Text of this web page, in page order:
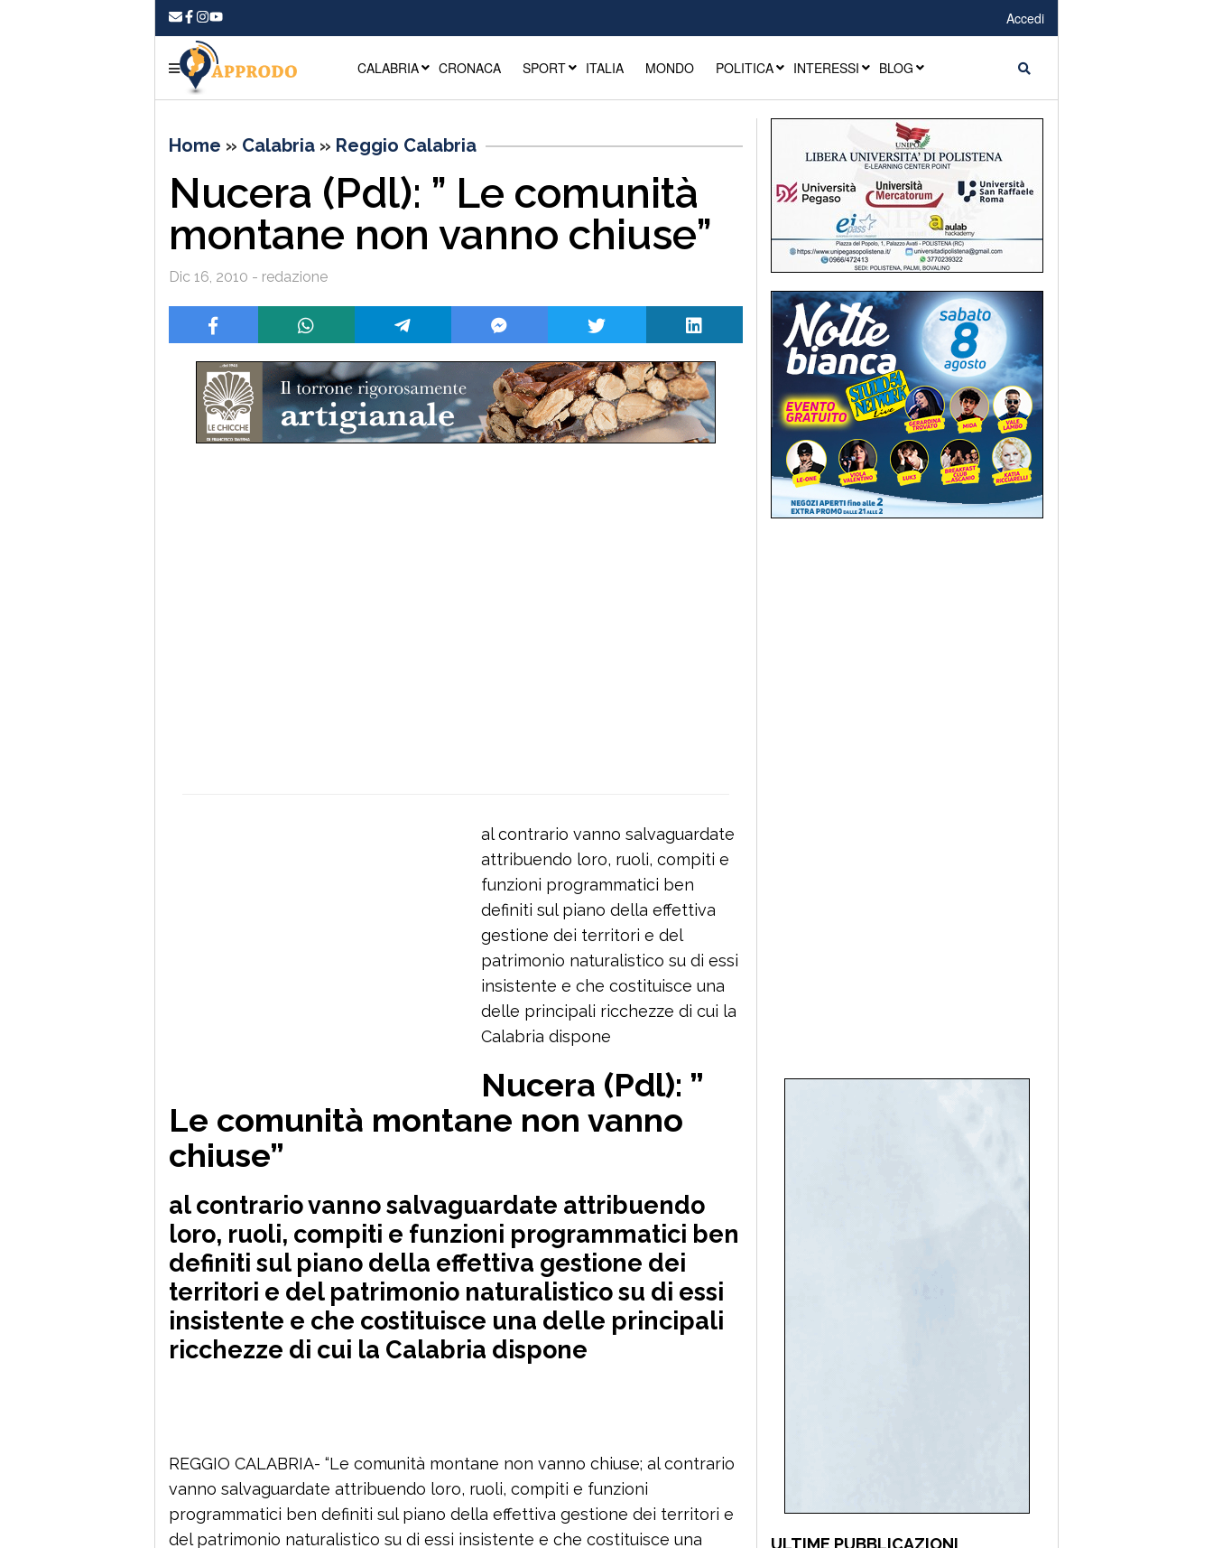
Accedi
CALABRIA CRONACA SPORT ITALIA MONDO POLITICA INTERESSI BLOG
Home » Calabria » Reggio Calabria
Nucera (Pdl): ” Le comunità
montane non vanno chiuse”
Dic 16, 2010 - redazione
al contrario vanno salvaguardate
attribuendo loro, ruoli, compiti e
funzioni programmatici ben
definiti sul piano della effettiva
gestione dei territori e del
patrimonio naturalistico su di essi
insistente e che costituisce una
delle principali ricchezze di cui la
Calabria dispone
Nucera (Pdl): ”
Le comunità montane non vanno
chiuse”
al contrario vanno salvaguardate attribuendo
loro, ruoli, compiti e funzioni programmatici ben
definiti sul piano della effettiva gestione dei
territori e del patrimonio naturalistico su di essi
insistente e che costituisce una delle principali
ricchezze di cui la Calabria dispone
REGGIO CALABRIA- “Le comunità montane non vanno chiuse; al contrario
vanno salvaguardate attribuendo loro, ruoli, compiti e funzioni
programmatici ben definiti sul piano della effettiva gestione dei territori e
del patrimonio naturalistico su di essi insistente e che costituisce una
ULTIME PUBBLICAZIONI